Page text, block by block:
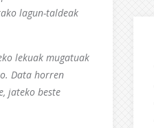
lagun-taldeak
lekuak mugatuak
Data horren
jateko beste